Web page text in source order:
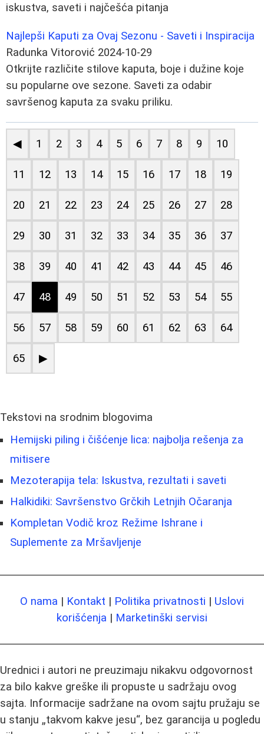
iskustva, saveti i najčešća pitanja
Najlepši Kaputi za Ovaj Sezonu - Saveti i Inspiracija
Radunka Vitorović 2024-10-29
Otkrijte različite stilove kaputa, boje i dužine koje
su popularne ove sezone. Saveti za odabir
savršenog kaputa za svaku priliku.
◀ 1 2 3 4 5 6 7 8 9 10
11 12 13 14 15 16 17 18 19
20 21 22 23 24 25 26 27 28
29 30 31 32 33 34 35 36 37
38 39 40 41 42 43 44 45 46
47 48 49 50 51 52 53 54 55
56 57 58 59 60 61 62 63 64
65 ▶
Tekstovi na srodnim blogovima
Hemijski piling i čišćenje lica: najbolja rešenja za
mitisere
Mezoterapija tela: Iskustva, rezultati i saveti
Halkidiki: Savršenstvo Grčkih Letnjih Očaranja
Kompletan Vodič kroz Režime Ishrane i
Suplemente za Mršavljenje
O nama | Kontakt | Politika privatnosti | Uslovi
korišćenja | Marketinški servisi
Urednici i autori ne preuzimaju nikakvu odgovornost
za bilo kakve greške ili propuste u sadržaju ovog
sajta. Informacije sadržane na ovom sajtu pružaju se
u stanju „takvom kakve jesu“, bez garancija u pogledu